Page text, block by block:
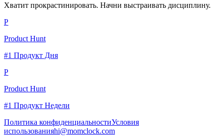
Хватит прокрастинировать. Начни выстраивать дисциплину.
P
Product Hunt
#1 Продукт Дня
P
Product Hunt
#1 Продукт Недели
Политика конфиденциальностиУсловия
использованияhi@momclock.com